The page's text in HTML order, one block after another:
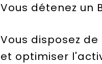
Vous détenez un
Vous disposez
et optimiser